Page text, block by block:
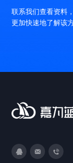
联系我们查看资料
更加快速地了解该方